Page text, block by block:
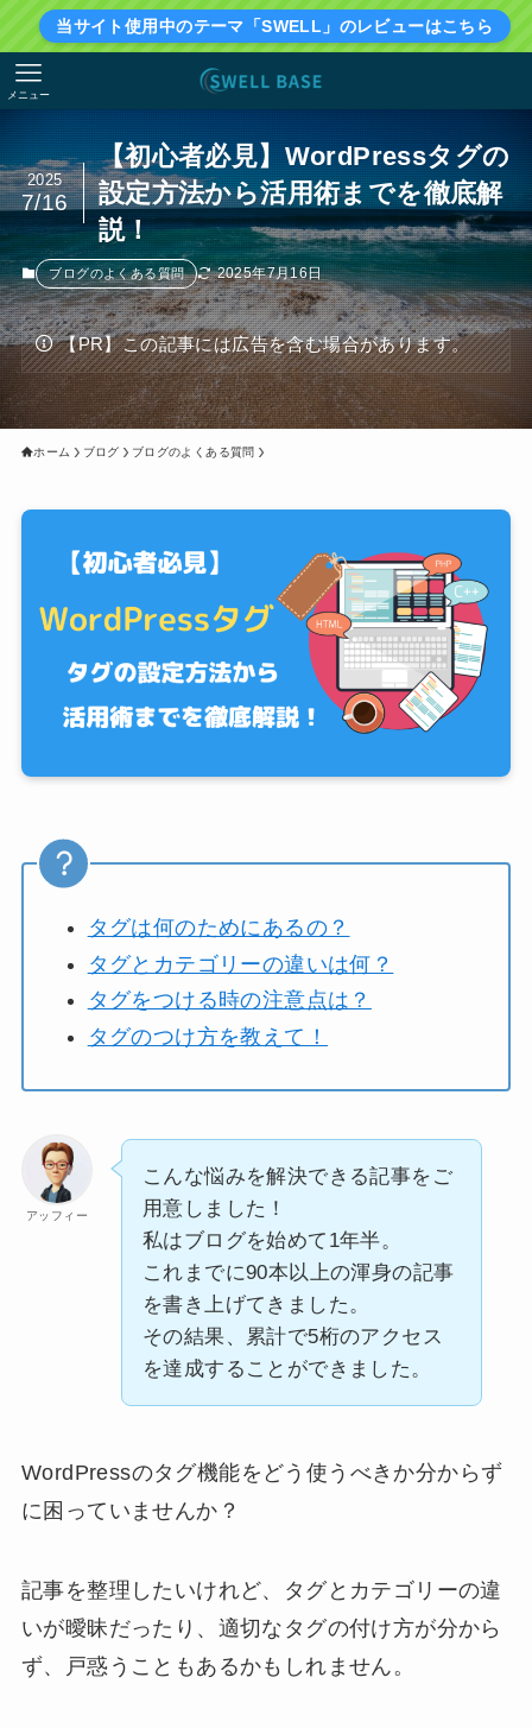
当サイト使用中のテーマ「SWELL」のレビューはこちら
メニュー
【初心者必見】WordPressタグの
設定方法から活用術までを徹底解
説！
2025
7/16
ブログのよくある質問 2025年7月16日
【PR】この記事には広告を含む場合があります。
ホーム ブログ ブログのよくある質問
タグは何のためにあるの？
タグとカテゴリーの違いは何？
タグをつける時の注意点は？
タグのつけ方を教えて！
アッフィー
こんな悩みを解決できる記事をご
用意しました！
私はブログを始めて1年半。
これまでに90本以上の渾身の記事
を書き上げてきました。
その結果、累計で5桁のアクセス
を達成することができました。
WordPressのタグ機能をどう使うべきか分からず
に困っていませんか？
記事を整理したいけれど、タグとカテゴリーの違
いが曖昧だったり、適切なタグの付け方が分から
ず、戸惑うこともあるかもしれません。